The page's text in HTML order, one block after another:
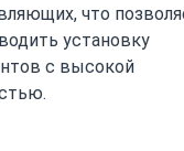
что
установку
с высокой